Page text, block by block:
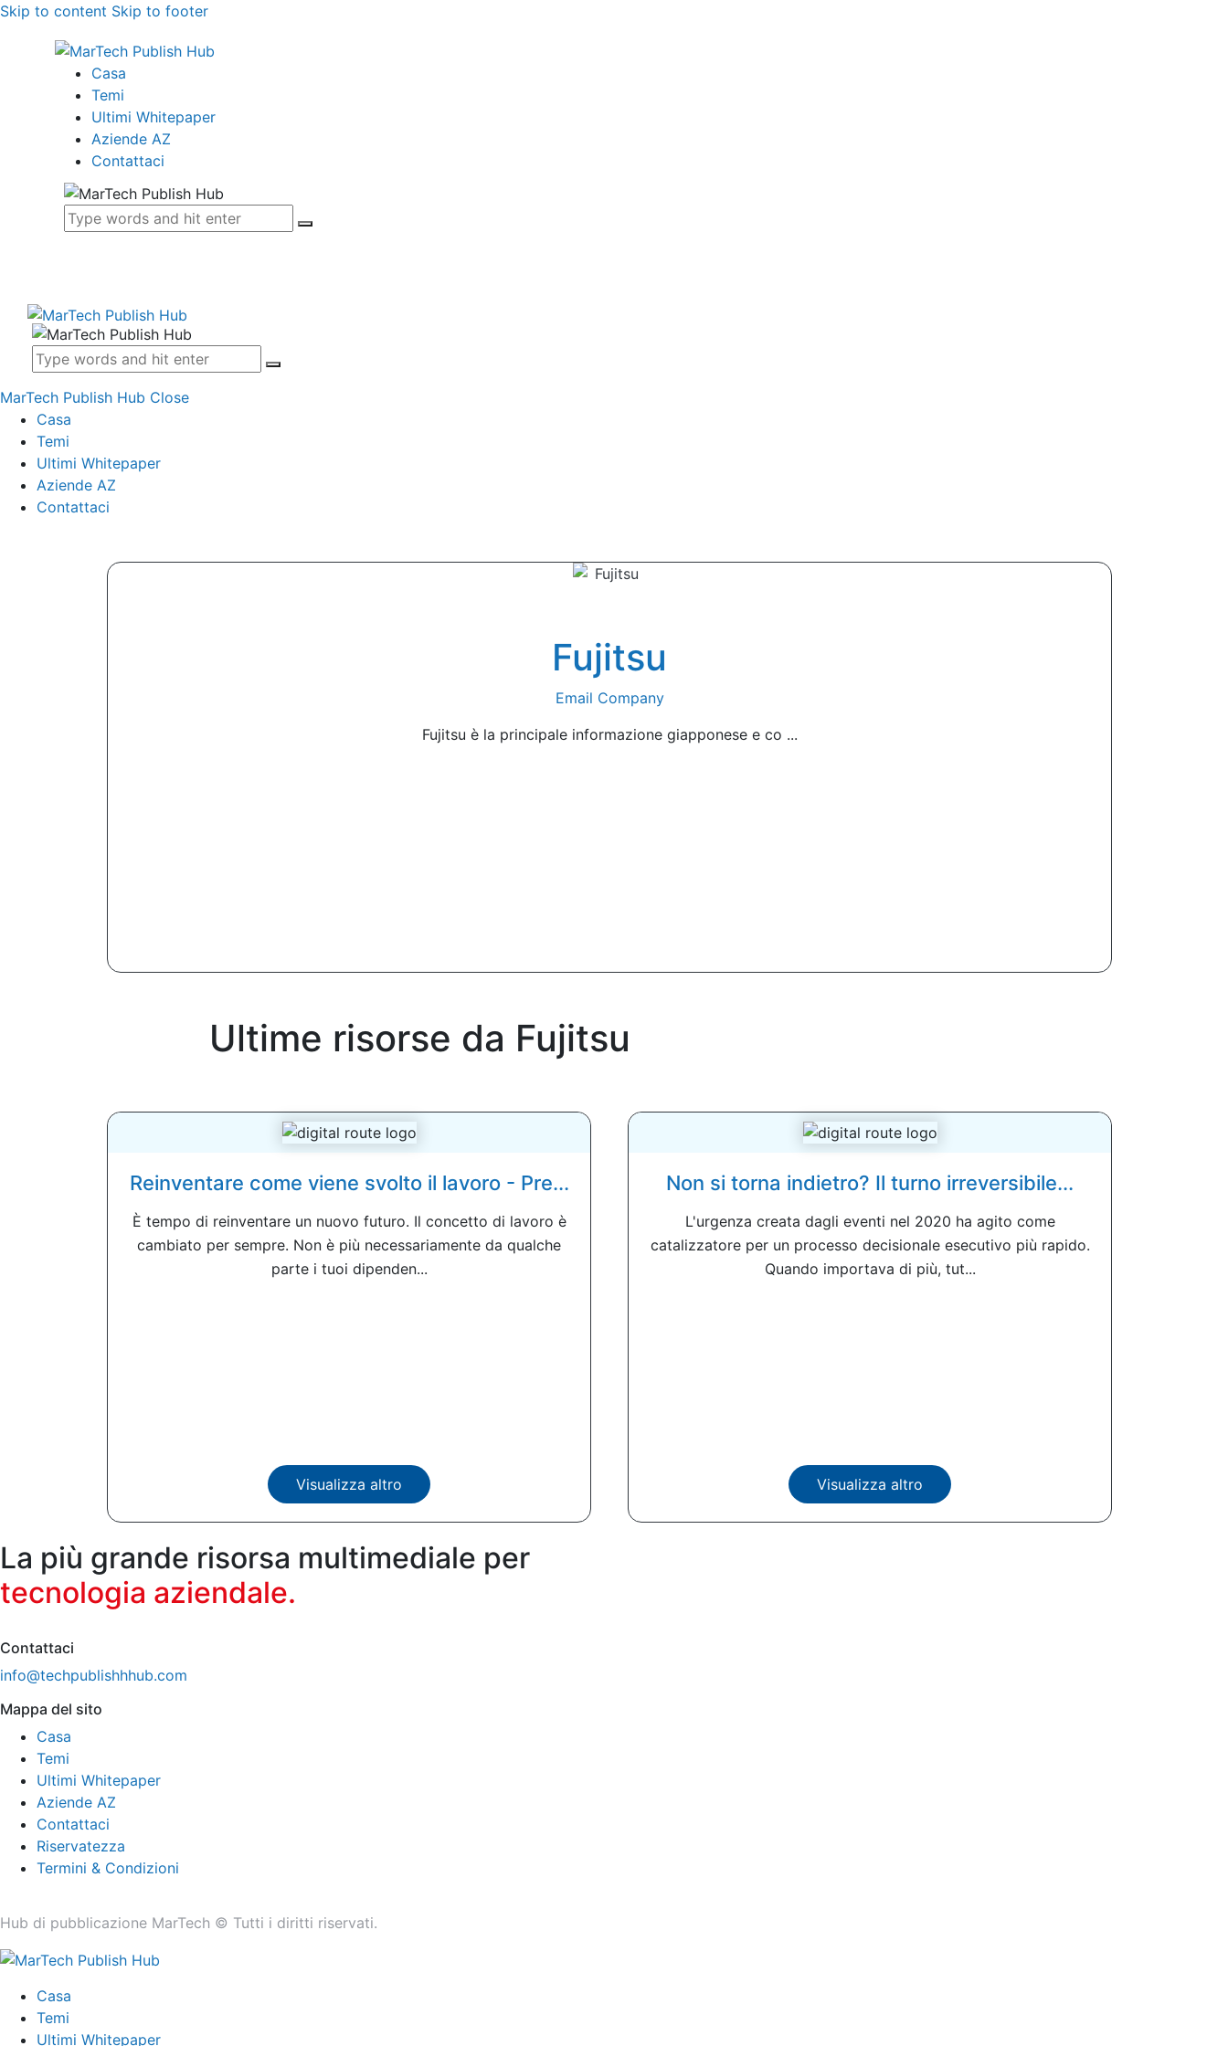
Skip to content Skip to footer
Casa
Temi
Ultimi Whitepaper
Aziende AZ
Contattaci
MarTech Publish Hub Close
Casa
Temi
Ultimi Whitepaper
Aziende AZ
Contattaci
Fujitsu
Email Company
Fujitsu è la principale informazione giapponese e co ...
Ultime risorse da Fujitsu
Reinventare come viene svolto il lavoro - Pre...
È tempo di reinventare un nuovo futuro. Il concetto di lavoro è
cambiato per sempre. Non è più necessariamente da qualche
parte i tuoi dipenden...
Visualizza altro
Non si torna indietro? Il turno irreversibile...
L'urgenza creata dagli eventi nel 2020 ha agito come
catalizzatore per un processo decisionale esecutivo più rapido.
Quando importava di più, tut...
Visualizza altro
La più grande risorsa multimediale per
tecnologia aziendale.
Contattaci
info@techpublishhhub.com
Mappa del sito
Casa
Temi
Ultimi Whitepaper
Aziende AZ
Contattaci
Riservatezza
Termini & Condizioni
Hub di pubblicazione MarTech © Tutti i diritti riservati.
Casa
Temi
Ultimi Whitepaper